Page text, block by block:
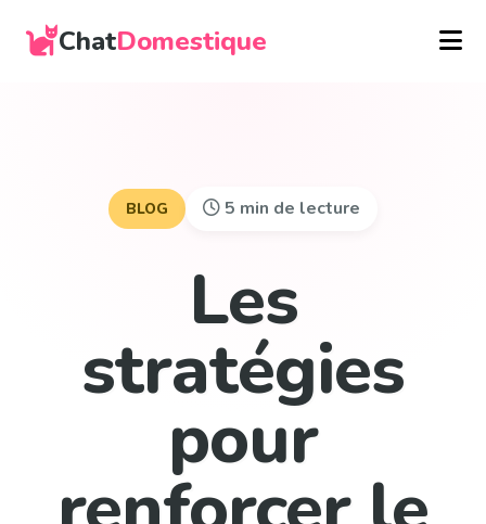
ChatDomestique
BLOG 5 min de lecture
Les
stratégies
pour